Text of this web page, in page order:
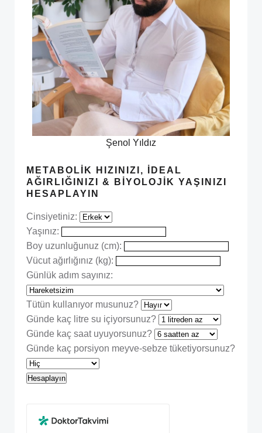
Şenol Yıldız
METABOLIK HIZINIZI, İDEAL
AĞIRLIĞINIZI & BIYOLOJIK YAŞINIZI
HESAPLAYIN
Cinsiyetiniz:
Yaşınız:
Boy uzunluğunuz (cm):
Vücut ağırlığınız (kg):
Günlük adım sayınız:
Tütün kullanıyor musunuz?
Günde kaç litre su içiyorsunuz?
Günde kaç saat uyuyorsunuz?
Günde kaç porsiyon meyve-sebze tüketiyorsunuz?
Hesaplayın